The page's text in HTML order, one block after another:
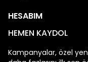
HESABIM
HEMEN KAYDOL
Kampanyalar, özel